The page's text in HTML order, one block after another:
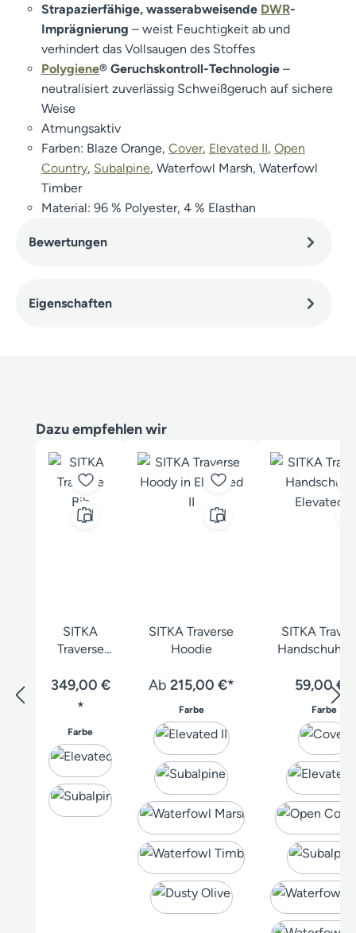
Strapazierfähige, wasserabweisende DWR-
Imprägnierung – weist Feuchtigkeit ab und
verhindert das Vollsaugen des Stoffes
Polygiene® Geruchskontroll-Technologie –
neutralisiert zuverlässig Schweißgeruch auf sichere
Weise
Atmungsaktiv
Farben: Blaze Orange, Cover, Elevated II, Open
Country, Subalpine, Waterfowl Marsh, Waterfowl
Timber
Material: 96 % Polyester, 4 % Elasthan
Bewertungen
Eigenschaften
Produktgalerie überspringen
Dazu empfehlen wir
SITKA
Traverse
349,00 €
*
Farbeauswählen
SITKA Traverse
Hoodie
Ab 215,00 €*
Farbeauswählen
SITKA
Handschuh
59,00 €*
Farbe